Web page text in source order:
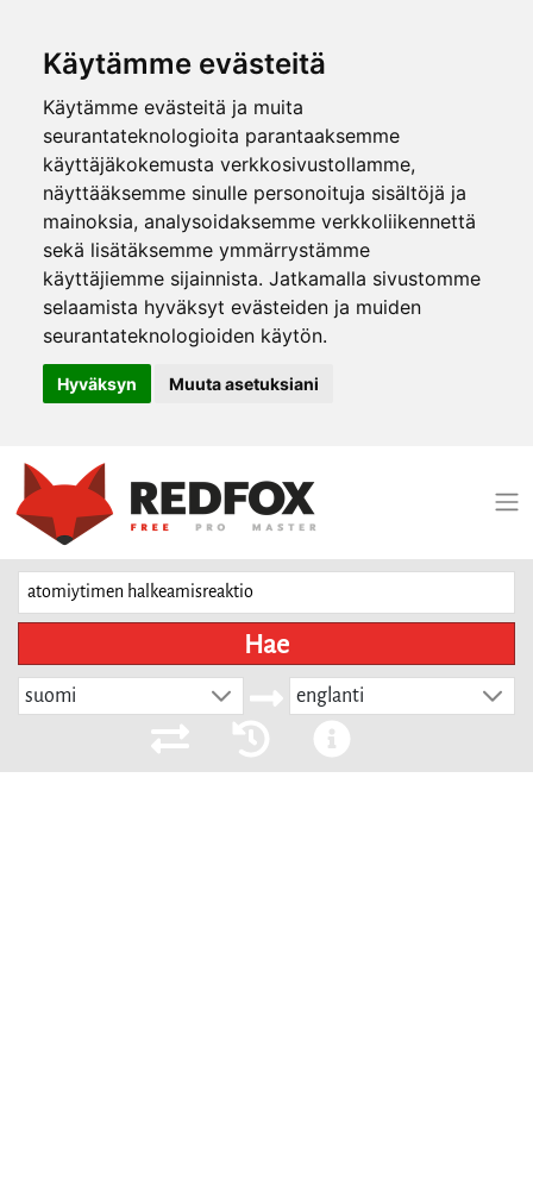
Käytämme evästeitä
Käytämme evästeitä ja muita
seurantateknologioita parantaaksemme
käyttäjäkokemusta verkkosivustollamme,
näyttääksemme sinulle personoituja sisältöjä ja
mainoksia, analysoidaksemme verkkoliikennettä
sekä lisätäksemme ymmärrystämme
käyttäjiemme sijainnista. Jatkamalla sivustomme
selaamista hyväksyt evästeiden ja muiden
seurantateknologioiden käytön.
Hyväksyn Muuta asetuksiani
Hae
suomi englanti